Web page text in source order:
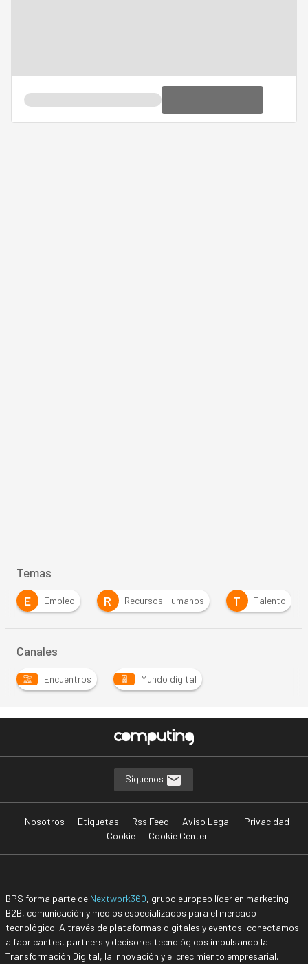
Temas
E
Empleo R Recursos Humanos T Talento
Canales
Encuentros Mundo digital
Síguenos
Nosotros Etiquetas Rss Feed Aviso Legal
Privacidad
Cookie
Cookie Center
BPS forma parte de Nextwork360, grupo europeo líder en marketing
B2B, comunicación y medios especializados para el mercado
tecnológico. A través de plataformas digitales y eventos, conectamos
a fabricantes, partners y decisores tecnológicos impulsando la
Transformación Digital, la Innovación y el crecimiento empresarial.